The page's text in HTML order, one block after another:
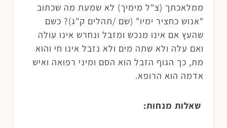
ממלאכתך (צ"ל מימיך) לא שמעת מה שכתוב
"אנוש כחציר ימיו" (שם /תהלים ק"ג)? כשם
שהעץ אם אינו מנכש ומזבל ונחרש אינו עולה
ואם עלה ולא שתה מים ולא נזבל אינו חי והוא
מת, כך הגוף הזבל הוא הסם ומיני רפואה ואיש
אדמה הוא הרופא.
שאלות מנחות: